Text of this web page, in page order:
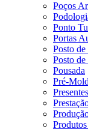
Poços
Ponto
Portas
Posto
Posto
Pousada
Pré-
Presentes